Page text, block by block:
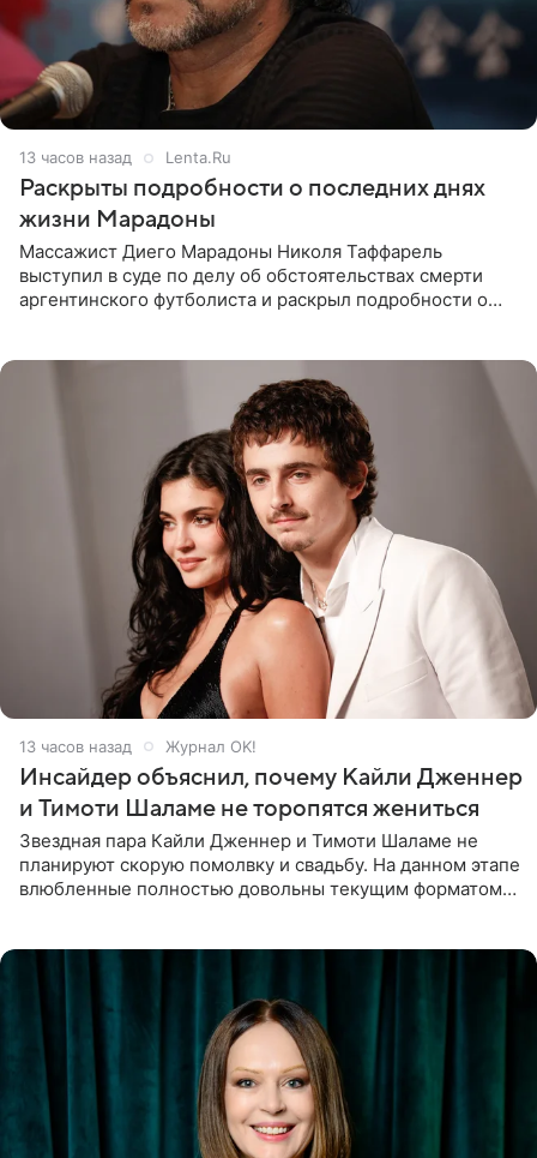
13 часов назад Lenta.Ru
Раскрыты подробности о последних днях
жизни Марадоны
Массажист Диего Марадоны Николя Таффарель
выступил в суде по делу об обстоятельствах смерти
аргентинского футболиста и раскрыл подробности о
13 часов назад Журнал OK!
Инсайдер объяснил, почему Кайли Дженнер
и Тимоти Шаламе не торопятся жениться
Звездная пара Кайли Дженнер и Тимоти Шаламе не
планируют скорую помолвку и свадьбу. На данном этапе
влюбленные полностью довольны текущим форматом